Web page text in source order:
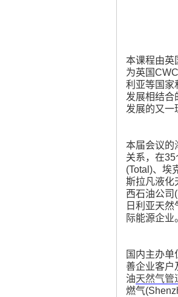
本课程由英
为英国
利亚等国家
发展相结合
发展的又一
本届会议的
关系，在
(Total)、埃
斯拉凡液化
西石油公司
日利亚天
际能源企业
国内主办
善企业客户
油天然气管
燃气